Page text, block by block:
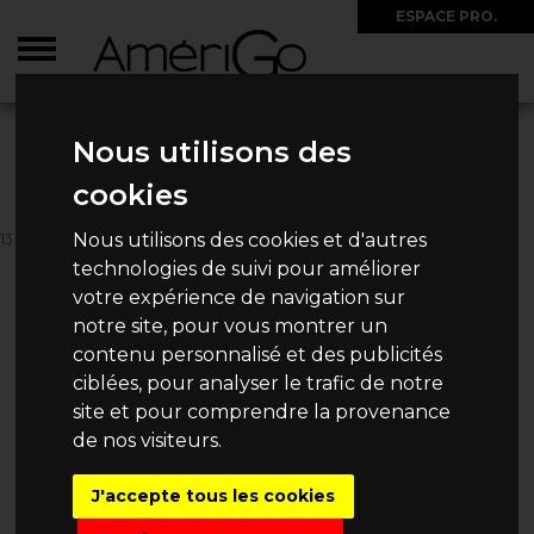
Nous utilisons des
cookies
Nous utilisons des cookies et d'autres
technologies de suivi pour améliorer
votre expérience de navigation sur
notre site, pour vous montrer un
contenu personnalisé et des publicités
ciblées, pour analyser le trafic de notre
site et pour comprendre la provenance
de nos visiteurs.
J'accepte tous les cookies
ESPACE PRO.
LE CHILI DU SUD AU NORD
13 JOURS / 10 NUITS
5 890€ / Personne
DEMANDE DE DEVIS
AUTRESCIRCUITS